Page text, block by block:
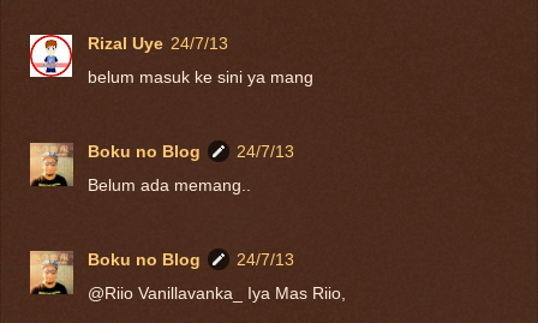
Rizal Uye 24/7/13
belum masuk ke sini ya mang
Boku no Blog
24/7/13
Belum ada memang..
Boku no Blog
24/7/13
@Riio Vanillavanka_ Iya Mas Riio,